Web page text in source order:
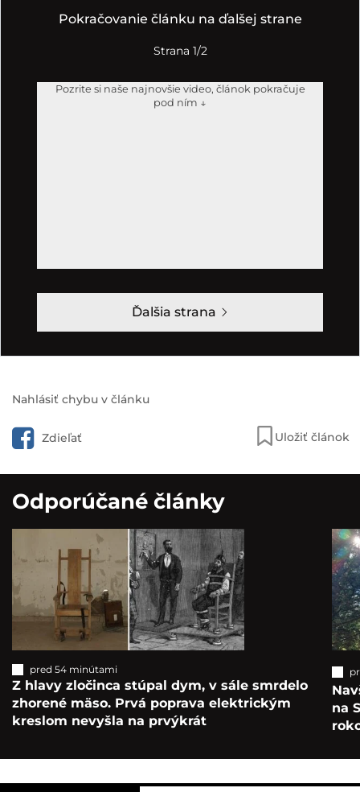
Pokračovanie článku na ďalšej strane
Strana 1/2
Pozrite si naše najnovšie video, článok pokračuje
pod ním ↓
Ďalšia strana
Nahlásiť chybu v článku
Zdieľať Uložiť článok
Odporúčané články
pred 54 minútami
Z hlavy zločinca stúpal dym, v sále smrdelo
zhorené mäso. Prvá poprava elektrickým
kreslom nevyšla na prvýkrát
na